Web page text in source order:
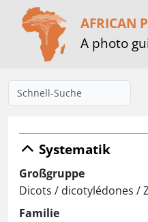
AFRICAN
A photo
Systematik
Großgruppe
Dicots / dicotylédones /
Familie